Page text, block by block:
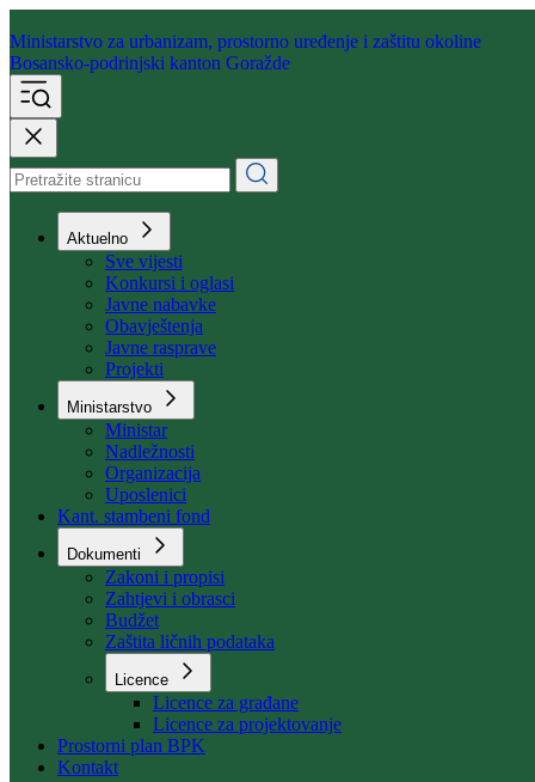
Ministarstvo za urbanizam,
Bosansko-podrinjski kanton Goražde
Aktuelno
Sve vijesti
Konkursi i oglasi
Javne nabavke
Obavještenja
Javne rasprave
Projekti
Ministarstvo
Ministar
Nadležnosti
Organizacija
Uposlenici
Kant. stambeni fond
Dokumenti
Zakoni i propisi
Zahtjevi i obrasci
Budžet
Zaštita ličnih podataka
Licence